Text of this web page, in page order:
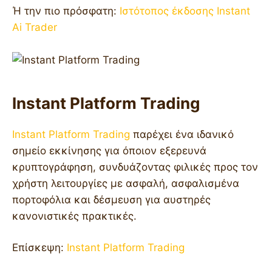
Ή την πιο πρόσφατη: Ιστότοπος έκδοσης Instant
Ai Trader
Instant Platform Trading
Instant Platform Trading παρέχει ένα ιδανικό
σημείο εκκίνησης για όποιον εξερευνά
κρυπτογράφηση, συνδυάζοντας φιλικές προς τον
χρήστη λειτουργίες με ασφαλή, ασφαλισμένα
πορτοφόλια και δέσμευση για αυστηρές
κανονιστικές πρακτικές.
Επίσκεψη: Instant Platform Trading